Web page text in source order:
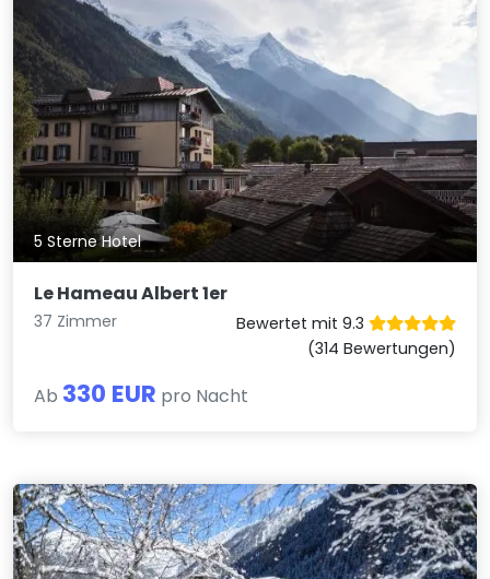
5 Sterne Hotel
Le Hameau Albert 1er
37 Zimmer
Bewertet mit 9.3
(314 Bewertungen)
Ab 330 EUR pro Nacht